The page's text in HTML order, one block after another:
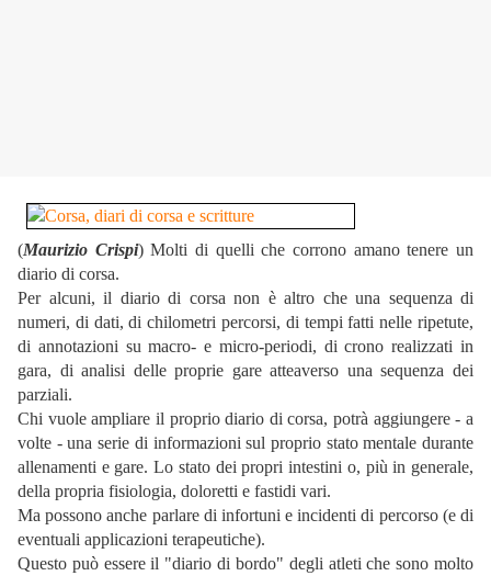
(Maurizio Crispi) Molti di quelli che corrono amano tenere un
diario di corsa.
Per alcuni, il diario di corsa non è altro che una sequenza di
numeri, di dati, di chilometri percorsi, di tempi fatti nelle ripetute,
di annotazioni su macro- e micro-periodi, di crono realizzati in
gara, di analisi delle proprie gare atteaverso una sequenza dei
parziali.
Chi vuole ampliare il proprio diario di corsa, potrà aggiungere - a
volte - una serie di informazioni sul proprio stato mentale durante
allenamenti e gare. Lo stato dei propri intestini o, più in generale,
della propria fisiologia, doloretti e fastidi vari.
Ma possono anche parlare di infortuni e incidenti di percorso (e di
eventuali applicazioni terapeutiche).
Questo può essere il "diario di bordo" degli atleti che sono molto